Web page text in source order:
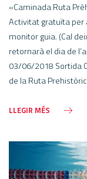
«Caminada Ruta
Activitat gratuïta per
monitor guia. (Cal
retornarà el dia de
03/06/2018 Sortida
de la Ruta
LLEGIR MÉS